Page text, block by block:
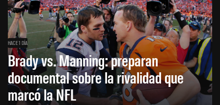
HACE 1 DÍA
Brady vs. Manning: preparan
documental sobre la rivalidad que
marcó la NFL